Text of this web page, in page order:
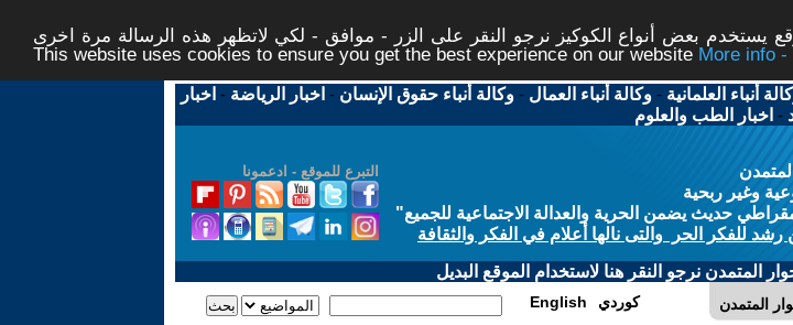
يستخدم بعض أنواع الكوكيز نرجو النقر على الزر - موافق - لكي لاتظهر هذه الرسالة مرة اخرى -
This website uses cookies to ensure you get the best experience on our website
أنباء العلمانية -وكالة أنباء العمال -وكالة أنباء حقوق الإنسان - اخبار الرياضة - اخبار
- اخبار الطب والعلوم
التبرع للموقع - ادعمونا
وغير ربحية
حديث يضمن الحرية والعدالة الاجتماعية للجميع"
للفكر الحر والتى نالها أعلام في الفكر والثقافة
المتمدن نرجو النقر هنا لاستخدام الموقع البديل
المتمدن English كوردي